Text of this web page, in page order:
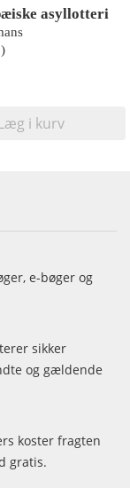
asyllotteri
i kurv
e-bøger og
sikker
og gældende
koster fragten
gratis.